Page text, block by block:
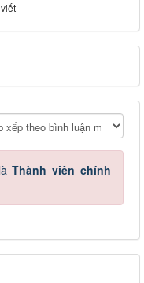
Thành viên chính